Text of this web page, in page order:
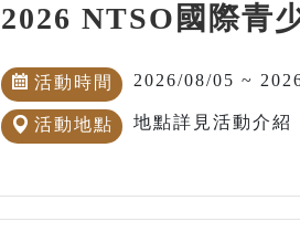
2026 NTSO國際青
活動時間 2026/08/05 ~
活動地點 地點詳見活動介紹